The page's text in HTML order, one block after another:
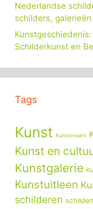
Nederlandse
schilders,
Schilderkunst en
Tags
Kunst Kunstenaars
Kunst en
Kunstgalerie
Kunstuitleen
schilderen